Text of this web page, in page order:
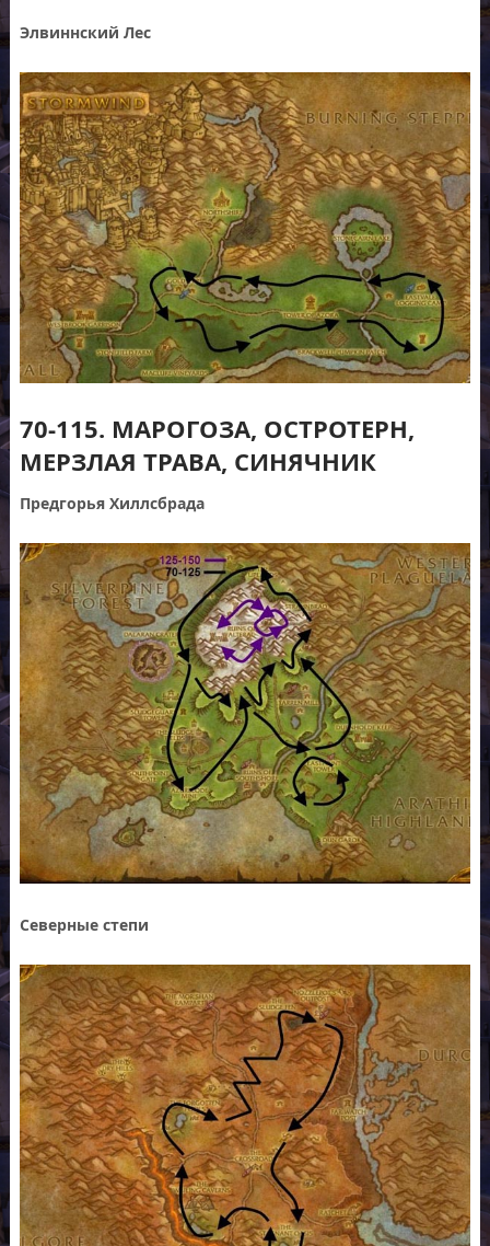
Элвиннский Лес
70-115. МАРОГОЗА, ОСТРОТЕРН,
МЕРЗЛАЯ ТРАВА, СИНЯЧНИК
Предгорья Хиллсбрада
Северные степи